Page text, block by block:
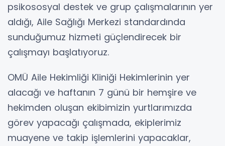
psikososyal destek ve grup çalışmalarının yer
aldığı, Aile Sağlığı Merkezi standardında
sunduğumuz hizmeti güçlendirecek bir
çalışmayı başlatıyoruz.
OMÜ Aile Hekimliği Kliniği Hekimlerinin yer
alacağı ve haftanın 7 günü bir hemşire ve
hekimden oluşan ekibimizin yurtlarımızda
görev yapacağı çalışmada, ekiplerimiz
muayene ve takip işlemlerini yapacaklar,